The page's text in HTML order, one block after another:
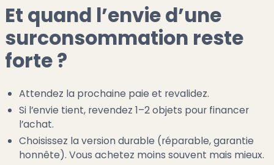
Et quand l’envie d’une
surconsommation reste
forte ?
Attendez la prochaine paie et revalidez.
Si l’envie tient, revendez 1–2 objets pour financer
l’achat.
Choisissez la version durable (réparable, garantie
honnête). Vous achetez moins souvent mais mieux.